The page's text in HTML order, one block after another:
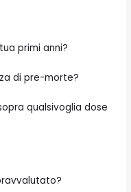
primi anni?
di pre-morte?
qualsivoglia dose